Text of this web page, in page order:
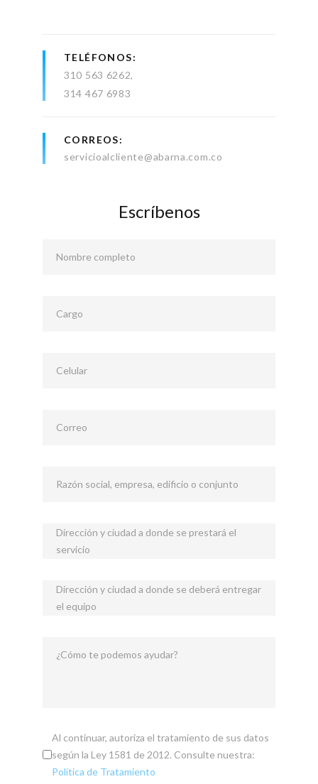
TELÉFONOS
310 563 6262
314 467 6983
CORREOS
servicioalcliente@abarna.com.co
Escríbenos
Nombre completo
Cargo
Celular
Correo
Razón social, empresa, edificio o conjunto
Dirección y ciudad a donde se prestará el
servicio
Dirección y ciudad a donde se deberá entregar
el equipo
¿Cómo te podemos ayudar?
Al continuar, autoriza el tratamiento de sus datos
según la Ley 1581 de 2012. Consulte nuestra:
Política de Tratamiento